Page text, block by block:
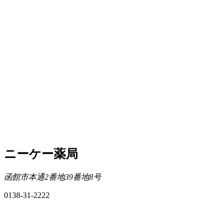
ニーケー薬局
函館市本通2番地39番地8号
0138-31-2222